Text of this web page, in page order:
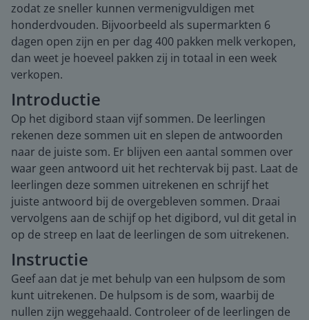
zodat ze sneller kunnen vermenigvuldigen met
honderdvouden. Bijvoorbeeld als supermarkten 6
dagen open zijn en per dag 400 pakken melk verkopen,
dan weet je hoeveel pakken zij in totaal in een week
verkopen.
Introductie
Op het digibord staan vijf sommen. De leerlingen
rekenen deze sommen uit en slepen de antwoorden
naar de juiste som. Er blijven een aantal sommen over
waar geen antwoord uit het rechtervak bij past. Laat de
leerlingen deze sommen uitrekenen en schrijf het
juiste antwoord bij de overgebleven sommen. Draai
vervolgens aan de schijf op het digibord, vul dit getal in
op de streep en laat de leerlingen de som uitrekenen.
Instructie
Geef aan dat je met behulp van een hulpsom de som
kunt uitrekenen. De hulpsom is de som, waarbij de
nullen zijn weggehaald. Controleer of de leerlingen de